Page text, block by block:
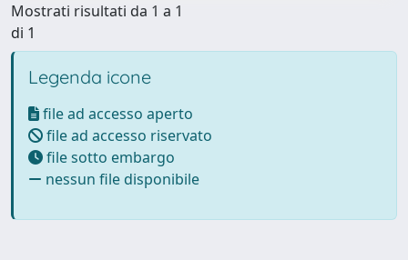
Mostrati risultati da 1 a 1
di 1
Legenda icone
file ad accesso aperto
file ad accesso riservato
file sotto embargo
nessun file disponibile